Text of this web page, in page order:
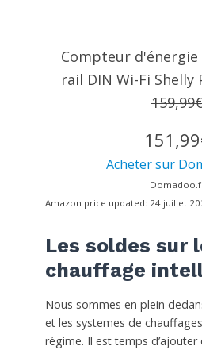
Compteur
rail DIN Wi-Fi Shelly
Acheter sur
Amazon price updated: 24 juillet
Les soldes sur
chauffage
Nous sommes en plein
et les systemes de
régime. Il est temps d’ajouter